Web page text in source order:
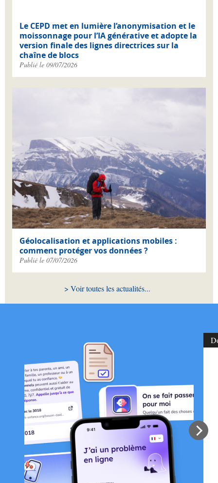
Le CEPD met en lumière l’anonymisation et le
moissonnage pour l’IA générative et adopte la
version finale des lignes directrices sur la
chaîne de blocs
Publié le 09/07/2026
Géolocalisation et applications mobiles :
comment protéger vos données ?
Publié le 07/07/2026
Voir toutes les actualités